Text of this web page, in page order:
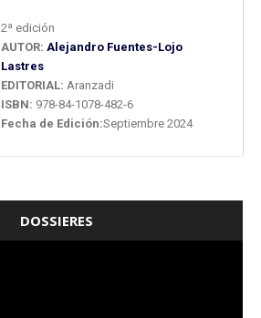
2ª edición
AUTOR: Alejandro Fuentes-Lojo
Lastres
EDITORIAL: Aranzadi
ISBN: 978-84-1078-482-6
Fecha de Edición:Septiembre 2024
DOSSIERES